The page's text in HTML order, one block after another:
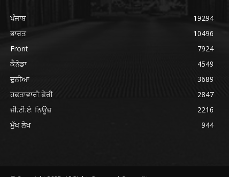
ਪੰਜਾਬ
19294
ਭਾਰਤ
10496
Front
7924
ਕੈਨੇਡਾ
4549
ਦੁਨੀਆ
3689
ਹਫ਼ਤਾਵਾਰੀ ਫੇਰੀ
2847
ਜੀ.ਟੀ.ਏ. ਨਿਊਜ਼
2216
ਮੁੱਖ ਲੇਖ
944